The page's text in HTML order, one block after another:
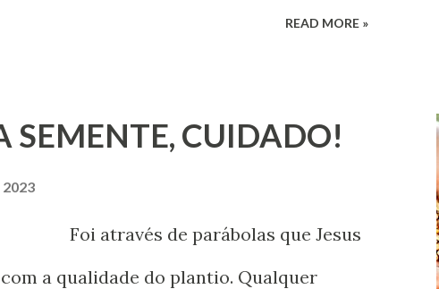
READ MORE »
SEMENTE, CUIDADO!
2023
através de parábolas que Jesus
a qualidade do plantio. Qualquer